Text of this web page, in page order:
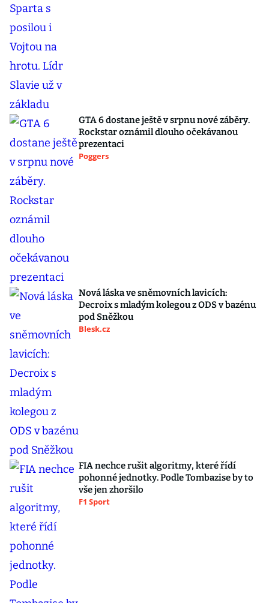
GTA 6 dostane ještě v srpnu nové záběry.
Rockstar oznámil dlouho očekávanou
prezentaci
Poggers
Nová láska ve sněmovních lavicích:
Decroix s mladým kolegou z ODS v bazénu
pod Sněžkou
Blesk.cz
FIA nechce rušit algoritmy, které řídí
pohonné jednotky. Podle Tombazise by to
vše jen zhoršilo
F1 Sport